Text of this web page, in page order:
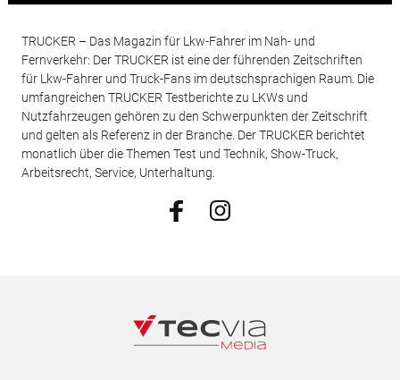
TRUCKER – Das Magazin für Lkw-Fahrer im Nah- und
Fernverkehr: Der TRUCKER ist eine der führenden Zeitschriften
für Lkw-Fahrer und Truck-Fans im deutschsprachigen Raum. Die
umfangreichen TRUCKER Testberichte zu LKWs und
Nutzfahrzeugen gehören zu den Schwerpunkten der Zeitschrift
und gelten als Referenz in der Branche. Der TRUCKER berichtet
monatlich über die Themen Test und Technik, Show-Truck,
Arbeitsrecht, Service, Unterhaltung.